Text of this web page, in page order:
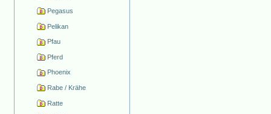
Pegasus
Pelikan
Pfau
Pferd
Phoenix
Rabe / Krähe
Ratte